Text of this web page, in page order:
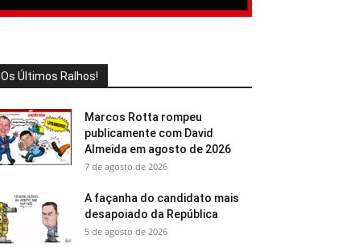
Os Últimos Ralhos!
Marcos Rotta rompeu
publicamente com David
Almeida em agosto de 2026
7 de agosto de 2026
A façanha do candidato mais
desapoiado da República
5 de agosto de 2026